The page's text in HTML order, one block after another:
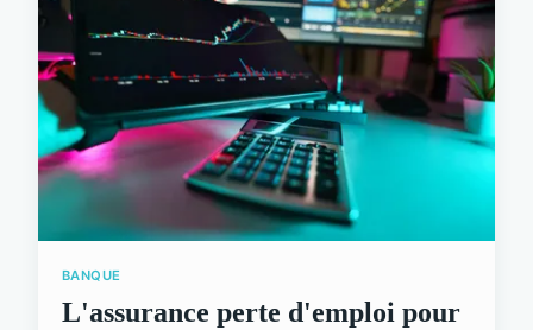
BANQUE
L'assurance perte d'emploi pour